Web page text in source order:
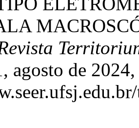
agosto de